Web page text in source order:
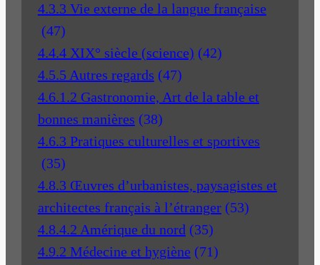
4.3.3 Vie externe de la langue française
(47)
4.4.4 XIX° siècle (science) (42)
4.5.5 Autres regards (47)
4.6.1.2 Gastronomie, Art de la table et
bonnes manières (38)
4.6.3 Pratiques culturelles et sportives
(35)
4.8.3 Œuvres d’urbanistes, paysagistes et
architectes français à l’étranger (53)
4.8.4.2 Amérique du nord (35)
4.9.2 Médecine et hygiène (71)